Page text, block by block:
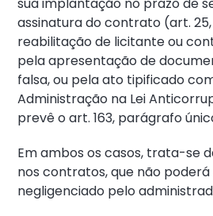
sua implantação no prazo de
assinatura do contrato (art.
reabilitação de licitante ou
pela apresentação de
falsa, ou pela ato tipificado
Administração na Lei
prevê o art. 163, parágrafo
Em ambos os casos, trata-se
nos contratos, que não
negligenciado pelo